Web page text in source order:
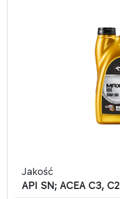
Jakość
API SN; ACEA C3, C2